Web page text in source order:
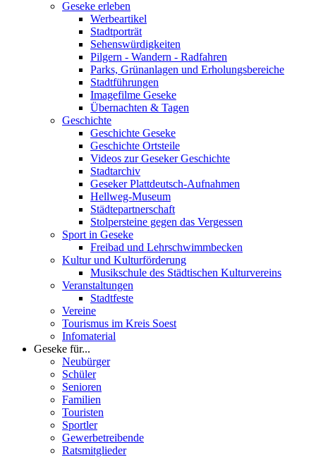
Geseke erleben
Werbeartikel
Stadtporträt
Sehenswürdigkeiten
Pilgern - Wandern - Radfahren
Parks, Grünanlagen und Erholungsbereiche
Stadtführungen
Imagefilme Geseke
Übernachten & Tagen
Geschichte
Geschichte Geseke
Geschichte Ortsteile
Videos zur Geseker Geschichte
Stadtarchiv
Geseker Plattdeutsch-Aufnahmen
Hellweg-Museum
Städtepartnerschaft
Stolpersteine gegen das Vergessen
Sport in Geseke
Freibad und Lehrschwimmbecken
Kultur und Kulturförderung
Musikschule des Städtischen Kulturvereins
Veranstaltungen
Stadtfeste
Vereine
Tourismus im Kreis Soest
Infomaterial
Geseke für...
Neubürger
Schüler
Senioren
Familien
Touristen
Sportler
Gewerbetreibende
Ratsmitglieder